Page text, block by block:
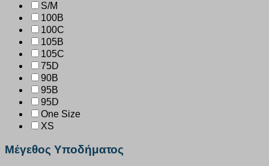
S/M
100B
100C
105B
105C
75D
90B
95B
95D
One Size
XS
Μέγεθος Υποδήματος